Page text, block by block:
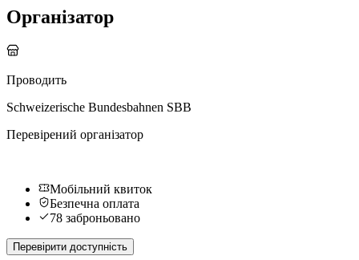
Організатор
Проводить
Schweizerische Bundesbahnen SBB
Перевірений організатор
Мобільний квиток
Безпечна оплата
78 заброньовано
Перевірити доступність